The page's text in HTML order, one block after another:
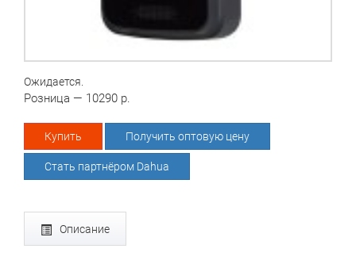
Ожидается.
Розница — 10290 р.
Купить Получить оптовую цену
Стать партнёром Dahua
Описание